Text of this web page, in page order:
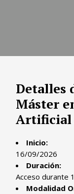
Detalles
Máster
Artificial
Inicio:
16/09/2026
Duración:
Acceso durante
Modalidad